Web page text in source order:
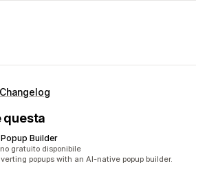
Changelog
questa
Builder
totaligratuito disponibile
popups with an AI-native popup builder.